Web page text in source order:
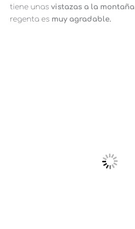
tiene unas vistazas a la montaña
regenta es muy agradable.